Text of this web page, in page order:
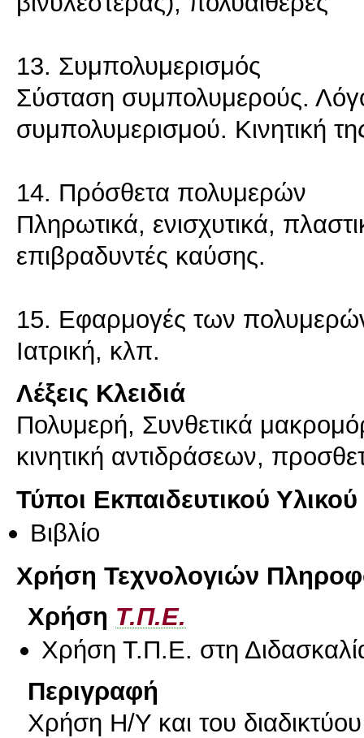
13. Συμπολυμερισμός
Σύσταση συμπολυμερούς.
συμπολυμερισμού. Κινητική
14. Πρόσθετα πολυμερών
Πληρωτικά, ενισχυτικά,
επιβραδυντές καύσης.
15. Εφαρμογές των
Ιατρική, κλπ.
Λέξεις Κλειδιά
Πολυμερή, Συνθετικά
κινητική αντιδράσεων,
Τύποι Εκπαιδευτικού Υλικού
Βιβλίο
Χρήση Τεχνολογιών
Χρήση Τ.Π.Ε.
Χρήση Τ.Π.Ε. στη
Περιγραφή
Χρήση Η/Υ και του